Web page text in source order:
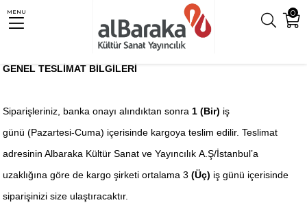
0
MENU
GENEL TESLİMAT BİLGİLERİ
Siparişleriniz, banka onayı alındıktan sonra 1 (Bir) iş
günü (Pazartesi-Cuma) içerisinde kargoya teslim edilir. Teslimat
adresinin Albaraka Kültür Sanat ve Yayıncılık A.Ş/İstanbul’a
uzaklığına göre de kargo şirketi ortalama 3 (Üç) iş günü içerisinde
siparişinizi size ulaştıracaktır.